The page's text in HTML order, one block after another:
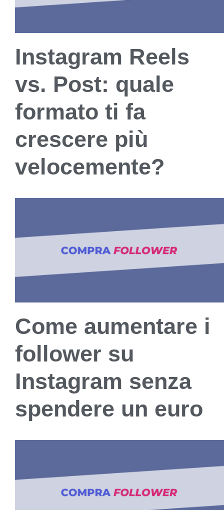
Instagram Reels
vs. Post: quale
formato ti fa
crescere più
velocemente?
Come aumentare i
follower su
Instagram senza
spendere un euro